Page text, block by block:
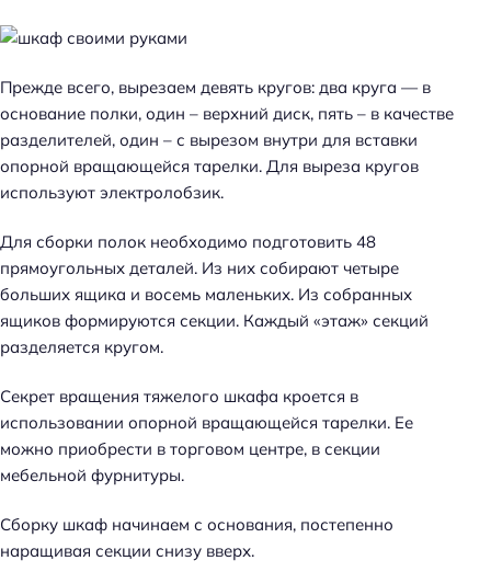
Прежде всего, вырезаем девять кругов: два круга — в
основание полки, один – верхний диск, пять – в качестве
разделителей, один – с вырезом внутри для вставки
опорной вращающейся тарелки. Для выреза кругов
используют электролобзик.
Для сборки полок необходимо подготовить 48
прямоугольных деталей. Из них собирают четыре
больших ящика и восемь маленьких. Из собранных
ящиков формируются секции. Каждый «этаж» секций
разделяется кругом.
Секрет вращения тяжелого шкафа кроется в
использовании опорной вращающейся тарелки. Ее
можно приобрести в торговом центре, в секции
мебельной фурнитуры.
Сборку шкаф начинаем с основания, постепенно
наращивая секции снизу вверх.